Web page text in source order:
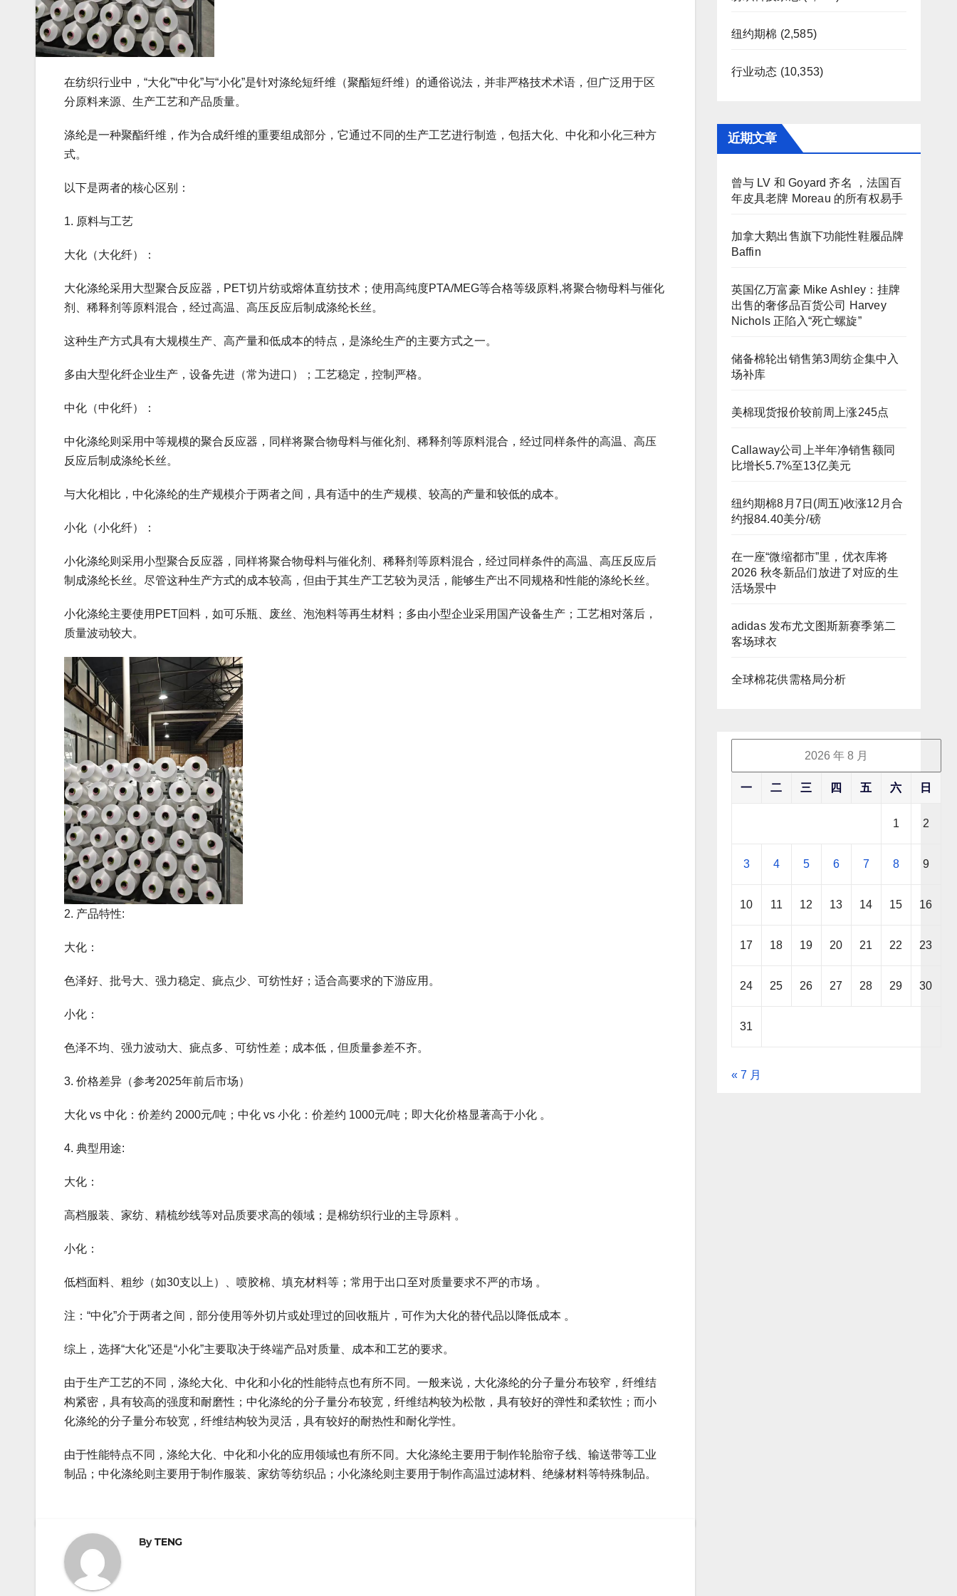
在纺织行业中，“大化”“中化”与“小化”是针对‌涤纶短纤维‌（聚酯短纤维）的通俗说法，并非严格技术术语，但广泛用于区
分原料来源、生产工艺和产品质量。
涤纶是一种聚酯纤维，作为合成纤维的重要组成部分，它通过不同的生产工艺进行制造，包括大化、中化和小化三种方
式。
以下是两者的核心区别：
‌1. 原料与工艺‌
‌大化（大化纤）‌：
大化涤纶采用大型聚合反应器，PET切片纺‌或‌熔体直纺‌技术；使用‌高纯度PTA/MEG‌等合格等级原料,将聚合物母料与催化
剂、稀释剂等原料混合，经过高温、高压反应后制成涤纶长丝。
这种生产方式具有大规模生产、高产量和低成本的特点，是涤纶生产的主要方式之一。
多由‌大型化纤企业‌生产，设备先进（常为进口）；工艺稳定，控制严格。
中化（中化纤）‌：
中化涤纶则采用中等规模的聚合反应器，同样将聚合物母料与催化剂、稀释剂等原料混合，经过同样条件的高温、高压
反应后制成涤纶长丝。
与大化相比，中化涤纶的生产规模介于两者之间，具有适中的生产规模、较高的产量和较低的成本。
‌小化（小化纤）‌：
小化涤纶则采用小型聚合反应器，同样将聚合物母料与催化剂、稀释剂等原料混合，经过同样条件的高温、高压反应后
制成涤纶长丝。尽管这种生产方式的成本较高，但由于其生产工艺较为灵活，能够生产出不同规格和性能的涤纶长丝。
小化涤纶主要使用‌PET回料‌，如可乐瓶、废丝、泡泡料等再生材料；多由‌小型企业‌采用‌国产设备‌生产；工艺相对落后，
质量波动较大。
‌2. 产品特性‌:
‌大化‌：
‌色泽好‌、‌批号大‌、‌强力稳定‌、‌疵点少‌、‌可纺性好‌；适合高要求的下游应用。
‌小化‌：
‌色泽不均‌、‌强力波动大‌、‌疵点多‌、‌可纺性差‌；成本低，但质量参差不齐。
‌3. 价格差异（参考2025年前后市场）‌
大化 vs 中化：价差约 ‌2000元/吨‌；中化 vs 小化：价差约 ‌1000元/吨‌；即大化价格显著高于小化 ‌。
‌4. 典型用途‌:
‌大化‌：
高档服装、家纺、精梳纱线等对品质要求高的领域；是棉纺织行业的主导原料 ‌。
‌小化‌：
低档面料、‌粗纱‌（如30支以上）、‌喷胶棉‌、‌填充材料‌等；常用于出口至对质量要求不严的市场 ‌。
注：“中化”介于两者之间，部分使用等外切片或处理过的回收瓶片，可作为大化的替代品以降低成本 ‌。
综上，选择“大化”还是“小化”主要取决于‌终端产品对质量、成本和工艺的要求‌。
由于生产工艺的不同，涤纶大化、中化和小化的性能特点也有所不同。一般来说，大化涤纶的分子量分布较窄，纤维结
构紧密，具有较高的强度和耐磨性；中化涤纶的分子量分布较宽，纤维结构较为松散，具有较好的弹性和柔软性；而小
化涤纶的分子量分布较宽，纤维结构较为灵活，具有较好的耐热性和耐化学性。
由于性能特点不同，涤纶大化、中化和小化的应用领域也有所不同。大化涤纶主要用于制作轮胎帘子线、输送带等工业
制品；中化涤纶则主要用于制作服装、家纺等纺织品；小化涤纶则主要用于制作高温过滤材料、绝缘材料等特殊制品。
ByTENG
纽约期棉 (2,585)
行业动态 (10,353)
近期文章
曾与 LV 和 Goyard 齐名 ，法国百
年皮具老牌 Moreau 的所有权易手
加拿大鹅出售旗下功能性鞋履品牌
Baffin
英国亿万富豪 Mike Ashley：挂牌
出售的奢侈品百货公司 Harvey
Nichols 正陷入“死亡螺旋”
储备棉轮出销售第3周纺企集中入
场补库
美棉现货报价较前周上涨245点
Callaway公司上半年净销售额同
比增长5.7%至13亿美元
纽约期棉8月7日(周五)收涨12月合
约报84.40美分/磅
在一座“微缩都市”里，优衣库将
2026 秋冬新品们放进了对应的生
活场景中
adidas 发布尤文图斯新赛季第二
客场球衣
全球棉花供需格局分析
2026 年 8 月
一 二 三 四 五 六 日
1 2
3 4 5 6 7 8 9
10 11 12 13 14 15 16
17 18 19 20 21 22 23
24 25 26 27 28 29 30
31
« 7 月